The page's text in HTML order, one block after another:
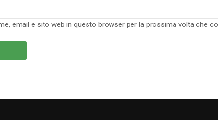
email e sito web in questo browser per la prossima volta che